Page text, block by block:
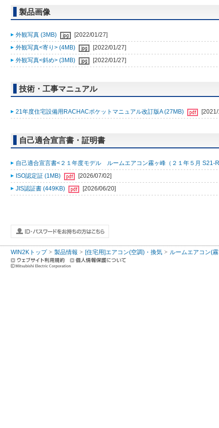
製品画像
外観写真 (3MB)
[2022/01/27]
外観写真<寄り> (4MB)
[2022/01/27]
外観写真<斜め> (3MB)
[2022/01/27]
技術・工事マニュアル
21年度住宅設備用RACHACポケットマニュアル改訂版A (27MB)
自己適合宣言書・証明書
自己適合宣言書<２１年度モデル ルームエアコン霧ヶ峰（２１年５月 S21-
ISO認定証 (1MB)
[2026/07/02]
JIS認証書 (449KB)
[2026/06/20]
WIN2Kトップ 製品情報 [住宅用]エアコン(空調)・換気 ルームエアコン(